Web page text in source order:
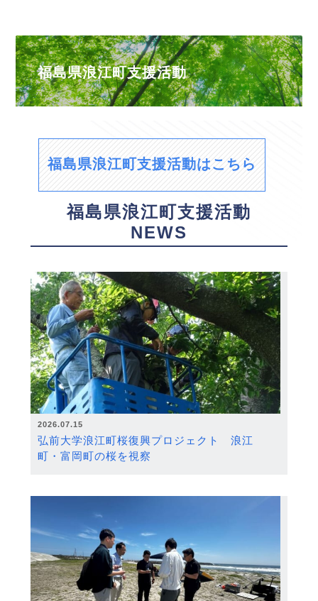
福島県浪江町支援活動
福島県浪江町支援活動はこちら
福島県浪江町支援活動
NEWS
2026.07.15
弘前大学浪江町桜復興プロジェクト 浪江
町・富岡町の桜を視察